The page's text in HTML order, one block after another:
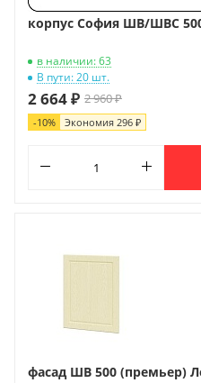
корпус София ШВ/ШВС
в наличии: 63
В пути: 20 шт.
2 664 ₽ 2 960 ₽
-10% Экономия 296 ₽
фасад ШВ 500 (премьер)